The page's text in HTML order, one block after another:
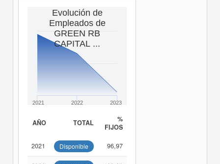
Evolución de
Empleados de
GREEN RB
CAPITAL ...
2021 2022 2023
AÑO TOTAL
%
FIJOS
2021 Disponible 96,97